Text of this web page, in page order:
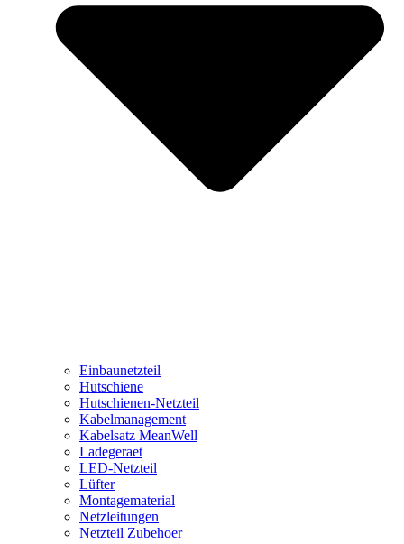
Einbaunetzteil
Hutschiene
Hutschienen-Netzteil
Kabelmanagement
Kabelsatz MeanWell
Ladegeraet
LED-Netzteil
Lüfter
Montagematerial
Netzleitungen
Netzteil Zubehoer